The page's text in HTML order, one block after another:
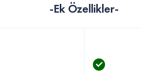
-Ek Özellikler-